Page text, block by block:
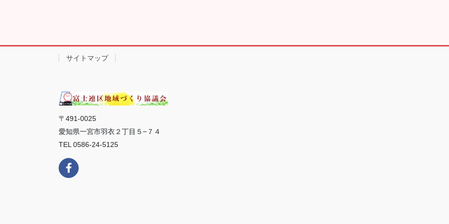
サイトマップ
〒491-0025
愛知県一宮市羽衣２丁目５−７４
TEL 0586-24-5125